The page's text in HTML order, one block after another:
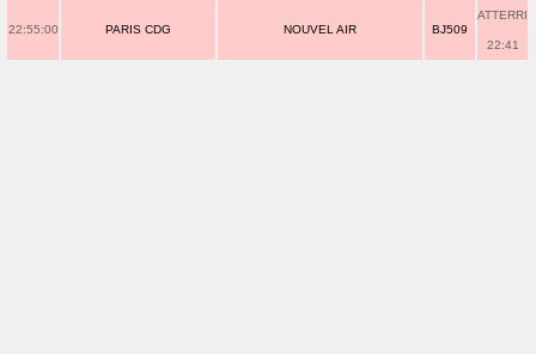
22:55:00 PARIS CDG NOUVEL AIR BJ509
ATTERRI
22:41